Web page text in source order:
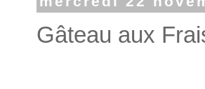
Gâteau aux